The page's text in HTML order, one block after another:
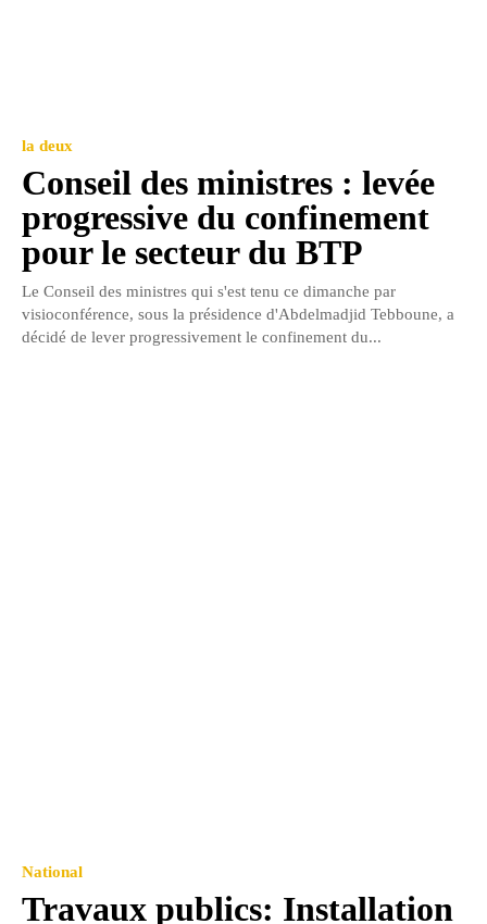
la deux
Conseil des ministres : levée
progressive du confinement
pour le secteur du BTP
Le Conseil des ministres qui s'est tenu ce dimanche par
visioconférence, sous la présidence d'Abdelmadjid Tebboune, a
décidé de lever progressivement le confinement du...
National
Travaux publics: Installation